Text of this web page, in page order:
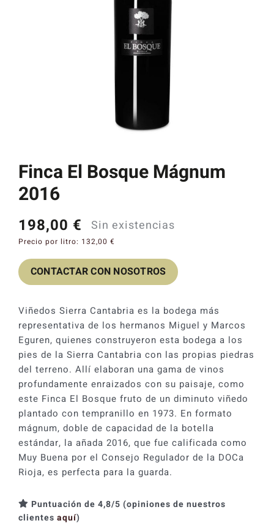
Finca El Bosque Mágnum
2016
198,00 € Sin existencias
Precio por litro: 132,00 €
CONTACTAR CON NOSOTROS
Viñedos Sierra Cantabria es la bodega más
representativa de los hermanos Miguel y Marcos
Eguren, quienes construyeron esta bodega a los
pies de la Sierra Cantabria con las propias piedras
del terreno. Allí elaboran una gama de vinos
profundamente enraizados con su paisaje, como
este Finca El Bosque fruto de un diminuto viñedo
plantado con tempranillo en 1973. En formato
mágnum, doble de capacidad de la botella
estándar, la añada 2016, que fue calificada como
Muy Buena por el Consejo Regulador de la DOCa
Rioja, es perfecta para la guarda.
Puntuación de 4,8/5 (opiniones de nuestros
clientes aquí)